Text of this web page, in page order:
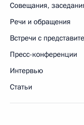
Совещания,
Речи и обращения
Встречи с
Пресс-конференции
Интервью
Статьи